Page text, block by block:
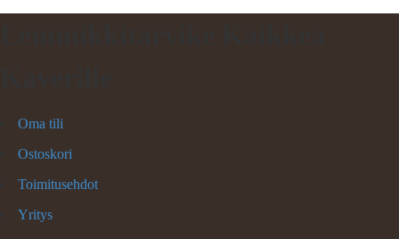
Oma tili
Ostoskori
Toimitusehdot
Yritys